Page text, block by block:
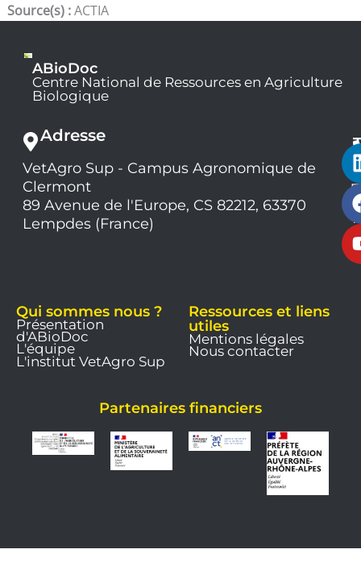
Source(s) :ACTIA
ABioDoc
Centre National de Ressources en Agriculture
Biologique
Adresse
VetAgro Sup - Campus Agronomique de
Clermont
89 Avenue de l'Europe, CS 82212, 63370
Lempdes (France)
Qui sommes nous ?
Présentation
d'ABioDoc
L'équipe
L'institut VetAgro Sup
Ressources et liens
utiles
Mentions légales
Nous contacter
Partenaires financiers